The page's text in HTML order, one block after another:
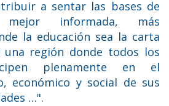
a sentar las bases de
informada, más
la educación sea la carta
una región donde todos los
plenamente en el
económico y social de sus
…".